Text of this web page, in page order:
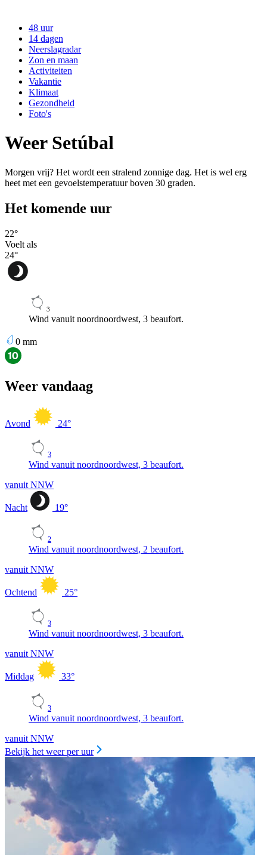
48 uur
14 dagen
Neerslagradar
Zon en maan
Activiteiten
Vakantie
Klimaat
Gezondheid
Foto's
Weer Setúbal
Morgen vrij? Het wordt een stralend zonnige dag. Het is wel erg
heet met een gevoelstemperatuur boven 30 graden.
Het komende uur
22°
Voelt als
24°
3
Wind vanuit noordnoordwest, 3 beaufort.
0 mm
Weer vandaag
Avond 24°
3
Wind vanuit noordnoordwest, 3 beaufort.
vanuit NNW
Nacht 19°
2
Wind vanuit noordnoordwest, 2 beaufort.
vanuit NNW
Ochtend 25°
3
Wind vanuit noordnoordwest, 3 beaufort.
vanuit NNW
Middag 33°
3
Wind vanuit noordnoordwest, 3 beaufort.
vanuit NNW
Bekijk het weer per uur